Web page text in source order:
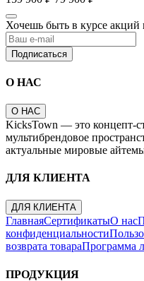
Хочешь быть в курсе акций
Подписаться
О НАС
О НАС
KicksTown — это концепт-
мультибрендовое
актуальные мировые
ДЛЯ КЛИЕНТА
ДЛЯ КЛИЕНТА
ГлавнаяСертификатыО нас
конфиденциальности
возврата товараПрограмма
ПРОДУКЦИЯ